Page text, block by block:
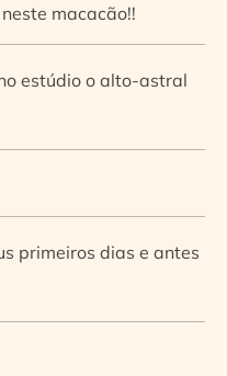
macacão!!
estúdio o alto-astral
primeiros dias e antes